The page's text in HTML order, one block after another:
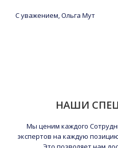
С уважением, Ольга Мут
НАШИ
Мы ценим каждого
экспертов на каждую